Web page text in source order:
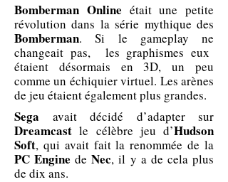
Bomberman Online était une petite
révolution dans la série mythique des
Bomberman. Si le gameplay ne
changeait pas, les graphismes eux
étaient désormais en 3D, un peu
comme un échiquier virtuel. Les arènes
de jeu étaient également plus grandes.
Sega avait décidé d’adapter sur
Dreamcast le célèbre jeu d’Hudson
Soft, qui avait fait la renommée de la
PC Engine deNec, il y a de cela plus
de dix ans.